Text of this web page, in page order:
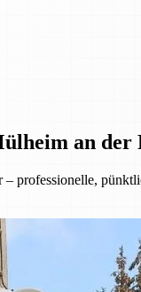
an
professionelle,